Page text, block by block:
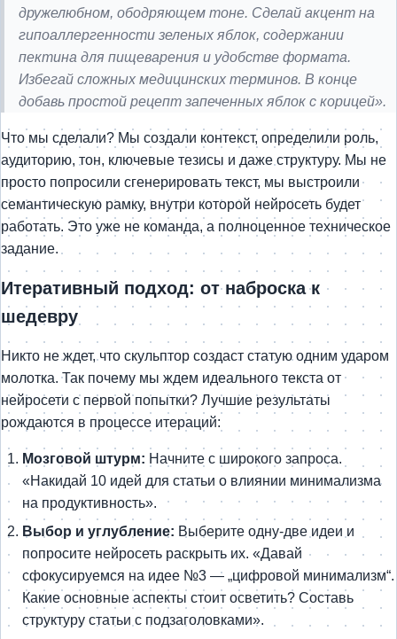
дружелюбном, ободряющем тоне. Сделай акцент на
гипоаллергенности зеленых яблок, содержании
пектина для пищеварения и удобстве формата.
Избегай сложных медицинских терминов. В конце
добавь простой рецепт запеченных яблок с корицей».
Что мы сделали? Мы создали контекст, определили роль,
аудиторию, тон, ключевые тезисы и даже структуру. Мы не
просто попросили сгенерировать текст, мы выстроили
семантическую рамку, внутри которой нейросеть будет
работать. Это уже не команда, а полноценное техническое
задание.
Итеративный подход: от наброска к
шедевру
Никто не ждет, что скульптор создаст статую одним ударом
молотка. Так почему мы ждем идеального текста от
нейросети с первой попытки? Лучшие результаты
рождаются в процессе итераций:
Мозговой штурм: Начните с широкого запроса.
«Накидай 10 идей для статьи о влиянии минимализма
на продуктивность».
Выбор и углубление: Выберите одну-две идеи и
попросите нейросеть раскрыть их. «Давай
сфокусируемся на идее №3 — „цифровой минимализм“.
Какие основные аспекты стоит осветить? Составь
структуру статьи с подзаголовками».